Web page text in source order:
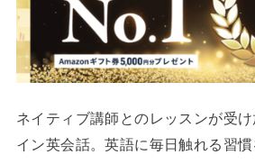
ネイティブ講師とのレッスンが受
イン英会話。英語に毎日触れる習慣